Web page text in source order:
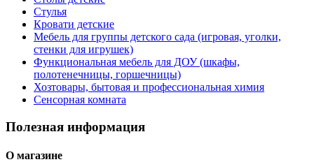
Стулья
Кровати детские
Мебель для группы детского сада (игровая, уголки,
стенки для игрушек)
Функциональная мебель для ДОУ (шкафы,
полотенечницы, горшечницы)
Хозтовары, бытовая и профессиональная химия
Сенсорная комната
Полезная информация
О магазине